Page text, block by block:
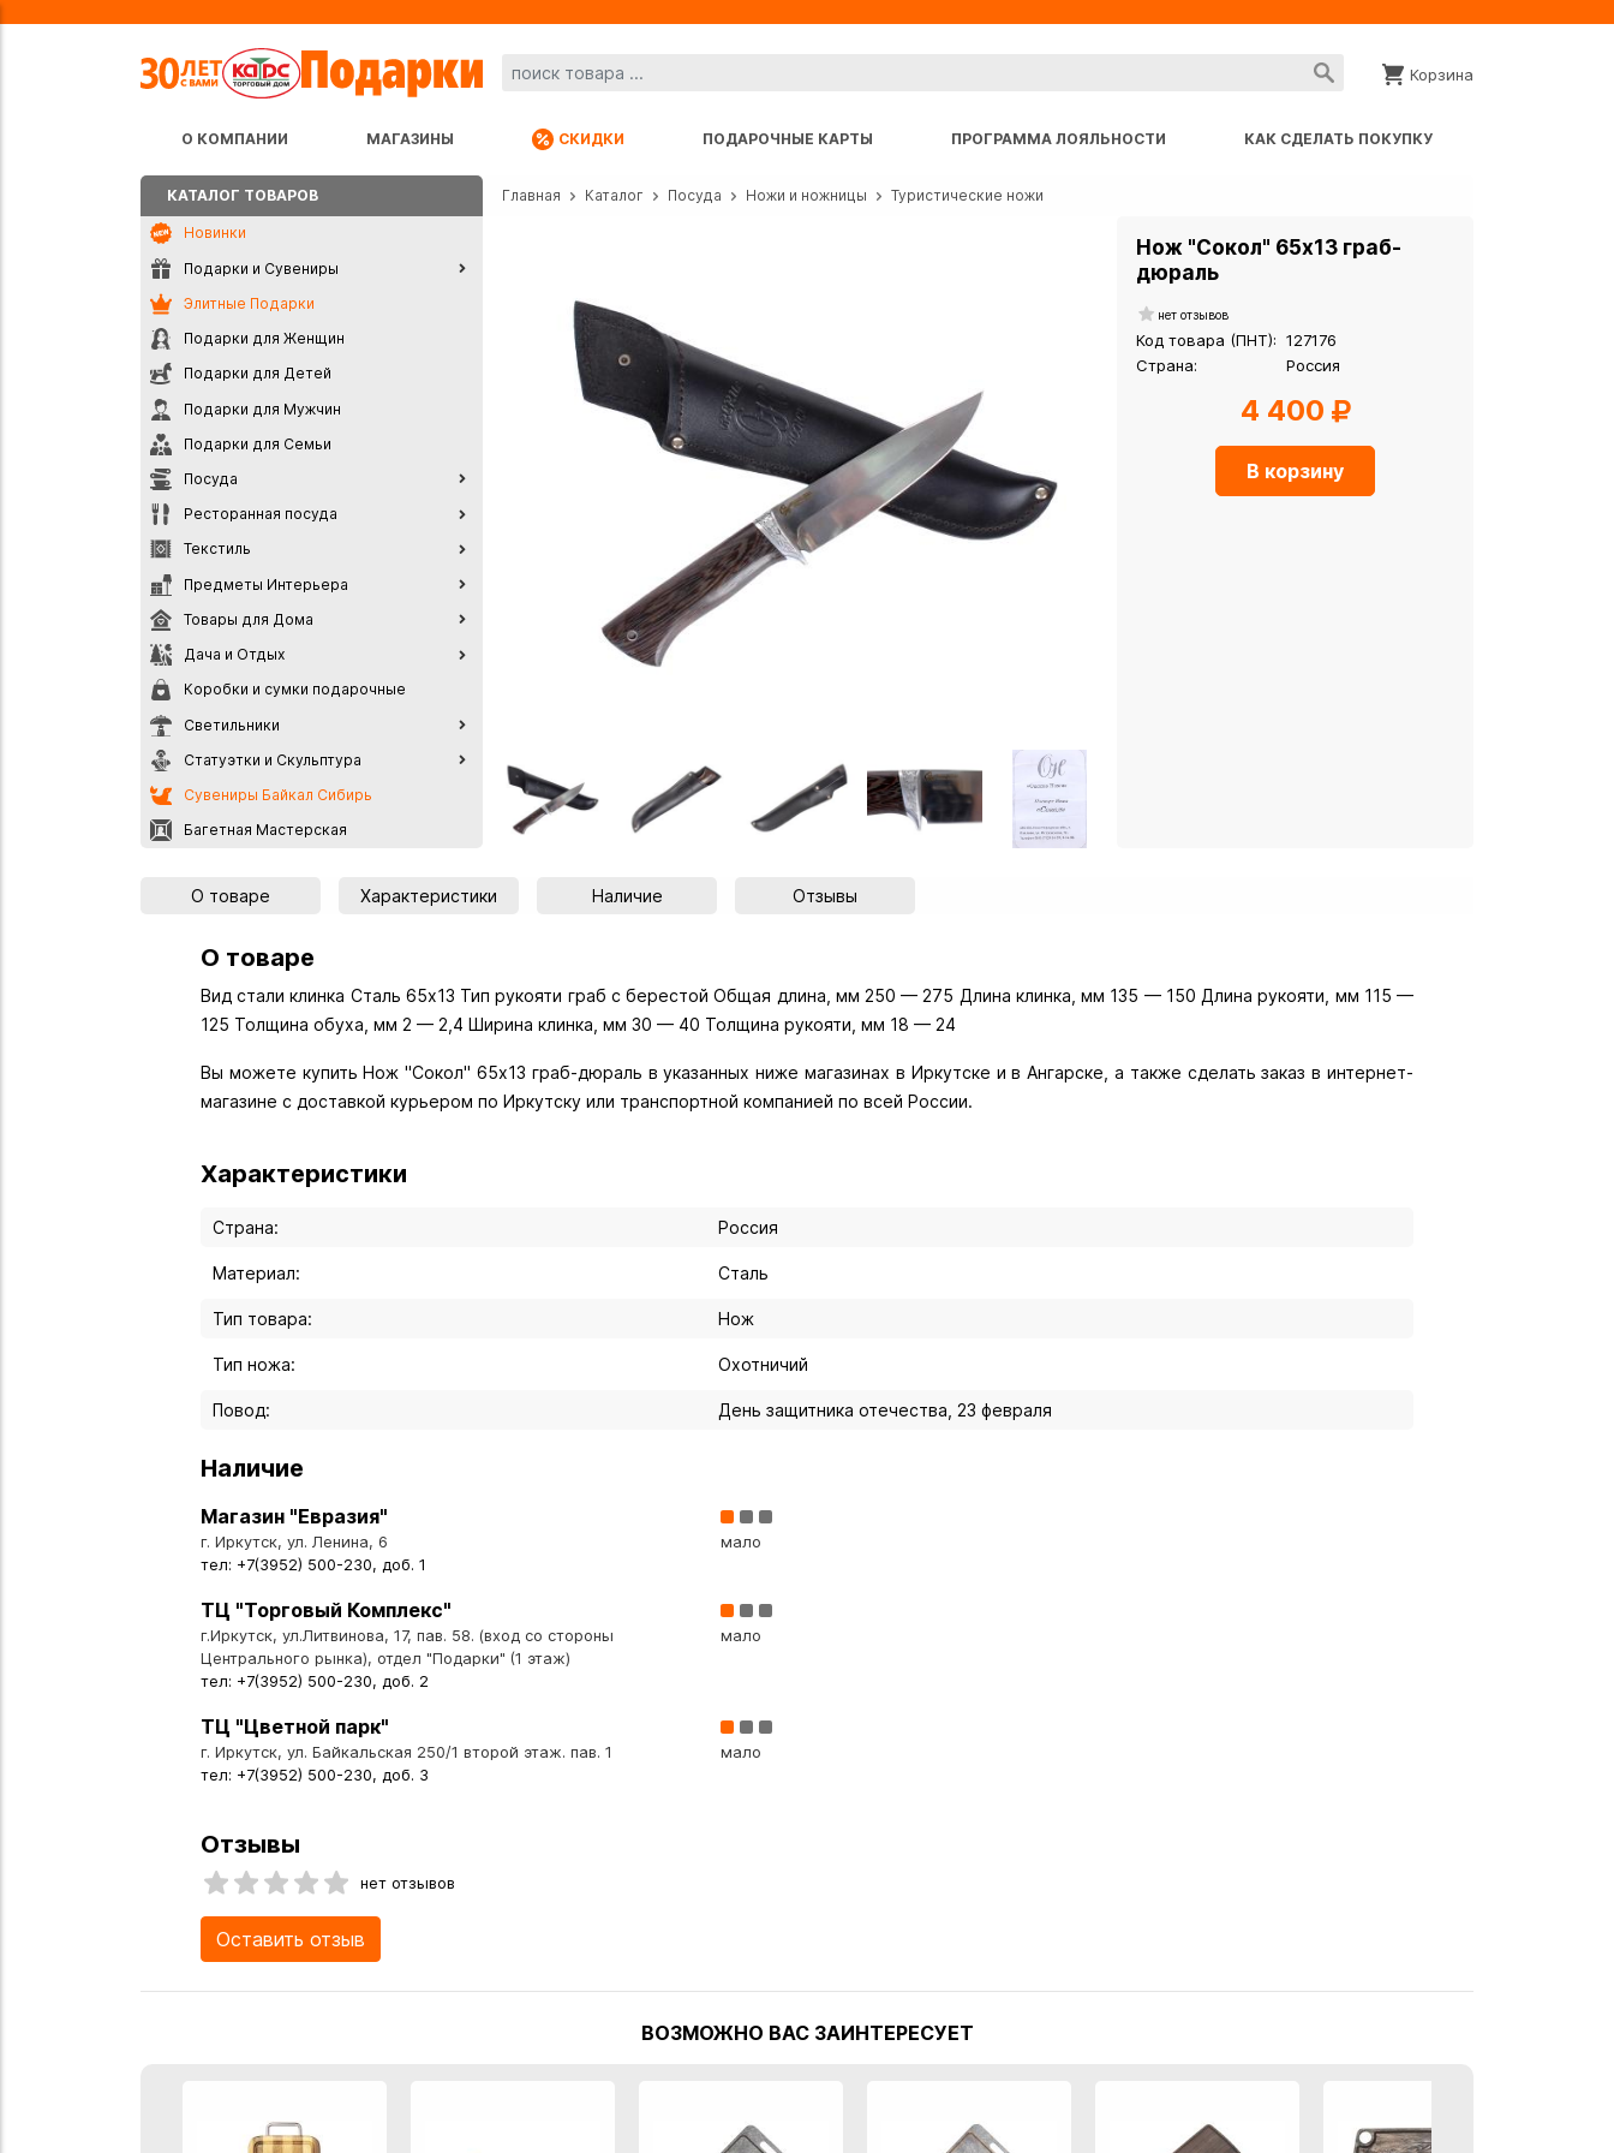
Корзина
О КОМПАНИИ МАГАЗИНЫ СКИДКИ ПОДАРОЧНЫЕ КАРТЫ ПРОГРАММА ЛОЯЛЬНОСТИ КАК СДЕЛАТЬ ПОКУПКУ
КАТАЛОГ ТОВАРОВ
Новинки
Подарки и Сувениры
Элитные Подарки
Подарки для Женщин
Подарки для Детей
Подарки для Мужчин
Подарки для Семьи
Посуда
Ресторанная посуда
Текстиль
Предметы Интерьера
Товары для Дома
Дача и Отдых
Коробки и сумки подарочные
Светильники
Статуэтки и Скульптура
Сувениры Байкал Сибирь
Багетная Мастерская
Главная Каталог Посуда Ножи и ножницы Туристические ножи
Нож "Сокол" 65х13 граб-
дюраль
нет отзывов
Код товара (ПНТ): 127176
Страна:
Россия
4 400
В корзину
О товаре Характеристики Наличие Отзывы
О товаре
Вид стали клинка Сталь 65х13 Тип рукояти граб с берестой Общая длина, мм 250 — 275 Длина клинка, мм 135 — 150 Длина рукояти, мм 115 —
125 Толщина обуха, мм 2 — 2,4 Ширина клинка, мм 30 — 40 Толщина рукояти, мм 18 — 24
Вы можете купить Нож "Сокол" 65х13 граб-дюраль в указанных ниже магазинах в Иркутске и в Ангарске, а также сделать заказ в интернет-
магазине с доставкой курьером по Иркутску или транспортной компанией по всей России.
Характеристики
Страна: Россия
Материал: Сталь
Тип товара: Нож
Тип ножа: Охотничий
Повод: День защитника отечества, 23 февраля
Наличие
Магазин "Евразия"
г. Иркутск, ул. Ленина, 6
тел: +7(3952) 500-230, доб. 1
мало
ТЦ "Торговый Комплекс"
г.Иркутск, ул.Литвинова, 17, пав. 58. (вход со стороны
Центрального рынка), отдел "Подарки" (1 этаж)
тел: +7(3952) 500-230, доб. 2
мало
ТЦ "Цветной парк"
г. Иркутск, ул. Байкальская 250/1 второй этаж. пав. 1
тел: +7(3952) 500-230, доб. 3
мало
Отзывы
нет отзывов
Оставить отзыв
ВОЗМОЖНО ВАС ЗАИНТЕРЕСУЕТ